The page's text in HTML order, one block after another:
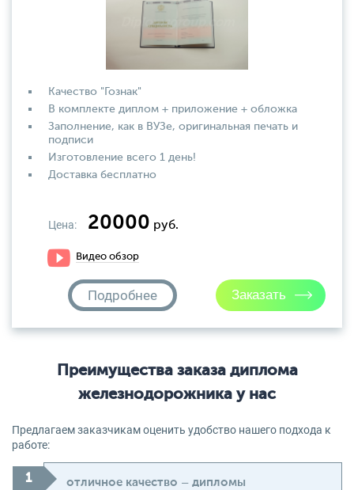
Качество "Гознак"
В комплекте диплом + приложение + обложка
Заполнение, как в ВУЗе, оригинальная печать и
подписи
Изготовление всего 1 день!
Доставка бесплатно
Цена: 20000 руб.
Видео обзор
Подробнее
Преимущества заказа диплома
железнодорожника у нас
Предлагаем заказчикам оценить удобство нашего подхода к
работе:
отличное качество – дипломы